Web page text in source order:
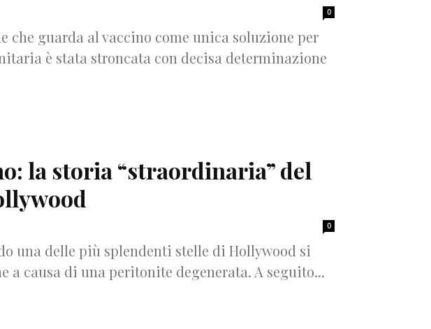
0
che guarda al vaccino come unica soluzione per
è stata stroncata con decisa determinazione
la storia “straordinaria” del
0
una delle più splendenti stelle di Hollywood si
a causa di una peritonite degenerata. A seguito...